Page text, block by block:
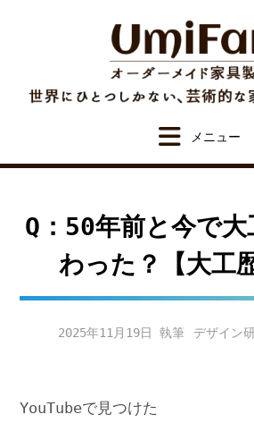
Q：50年前と今で
わった？【大工
2025年11月19日 デザイン
YouTubeで見つけた